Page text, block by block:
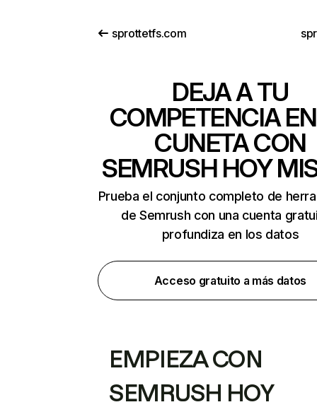
sprottetfs.com
DEJA A TU
COMPETENCIA
CUNETA CON
SEMRUSH HOY
Prueba el conjunto completo de
de Semrush con una cuenta
profundiza en los datos
Acceso gratuito a más datos
EMPIEZA CON
SEMRUSH HOY